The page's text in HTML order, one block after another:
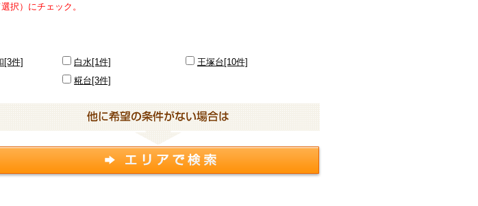
択）にチェック。
[3件] 白水[1件]
王塚台[10件]
糀台[3件]